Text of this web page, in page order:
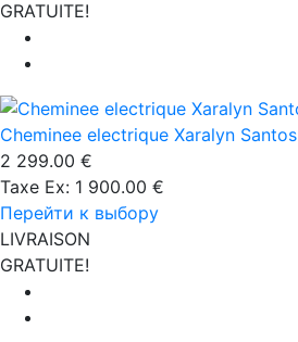
GRATUITE!
Cheminee electrique Xaralyn Santos
2 299.00 €
Taxe Ex: 1 900.00 €
Перейти к выбору
LIVRAISON
GRATUITE!